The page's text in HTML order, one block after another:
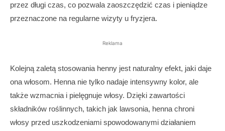
przez długi czas, co pozwala zaoszczędzić czas i pieniądze
przeznaczone na regularne wizyty u fryzjera.
Reklama
Kolejną zaletą stosowania henny jest naturalny efekt, jaki daje
ona włosom. Henna nie tylko nadaje intensywny kolor, ale
także wzmacnia i pielęgnuje włosy. Dzięki zawartości
składników roślinnych, takich jak lawsonia, henna chroni
włosy przed uszkodzeniami spowodowanymi działaniem